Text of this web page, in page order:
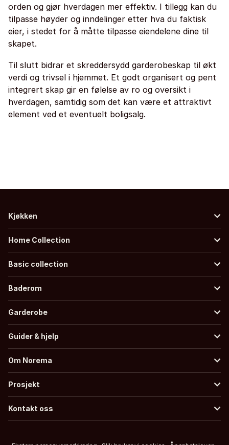
orden og gjør hverdagen mer effektiv. I tillegg kan du
tilpasse høyder og inndelinger etter hva du faktisk
eier, i stedet for å måtte tilpasse eiendelene dine til
skapet.
Til slutt bidrar et skreddersydd garderobeskap til økt
verdi og trivsel i hjemmet. Et godt organisert og pent
integrert skap gir en følelse av ro og oversikt i
hverdagen, samtidig som det kan være et attraktivt
element ved et eventuelt boligsalg.
Kjøkken
Home Collection
Basic collection
Baderom
Garderobe
Guider & hjelp
Om Norema
Prosjekt
Kontakt oss